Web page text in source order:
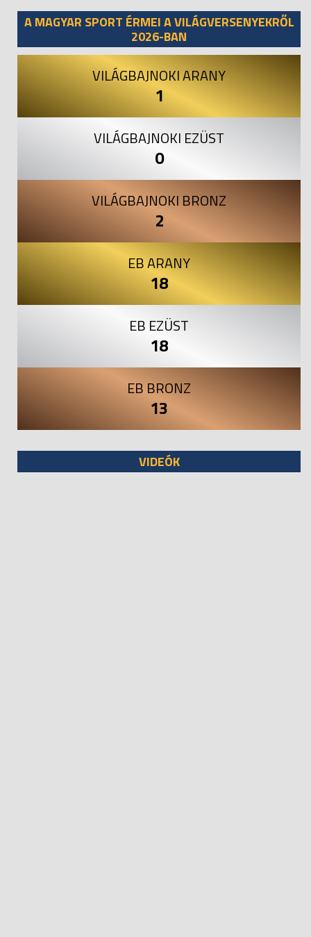
A MAGYAR SPORT ÉRMEI A VILÁGVERSENYEKRŐL
2026-BAN
VILÁGBAJNOKI ARANY
1
VILÁGBAJNOKI EZÜST
0
VILÁGBAJNOKI BRONZ
2
EB ARANY
18
EB EZÜST
18
EB BRONZ
13
VIDEÓK